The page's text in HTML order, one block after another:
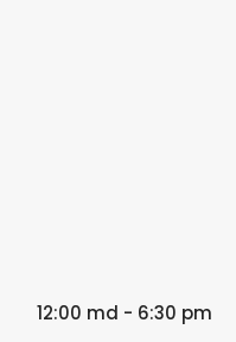
12:00 md - 6:30 pm